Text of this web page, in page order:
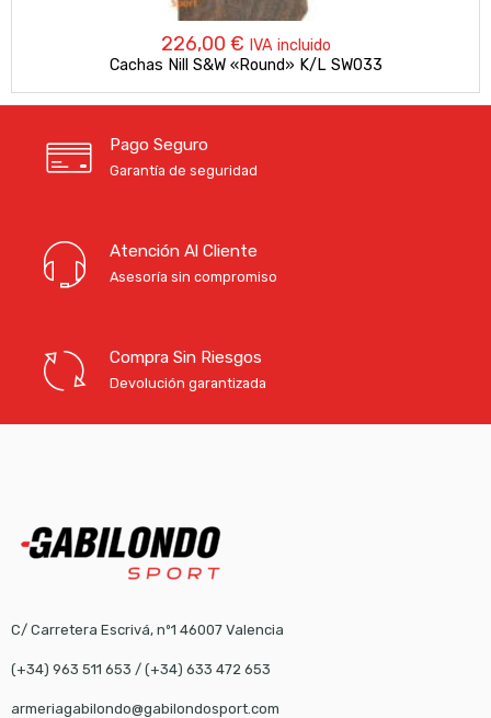
226,00 € IVA incluido
Cachas Nill S&W «Round» K/L SW033
Pago Seguro
Garantía de seguridad
Atención Al Cliente
Asesoría sin compromiso
Compra Sin Riesgos
Devolución garantizada
C/ Carretera Escrivá, nº1 46007 Valencia
(+34) 963 511 653 / (+34) 633 472 653
armeriagabilondo@gabilondosport.com